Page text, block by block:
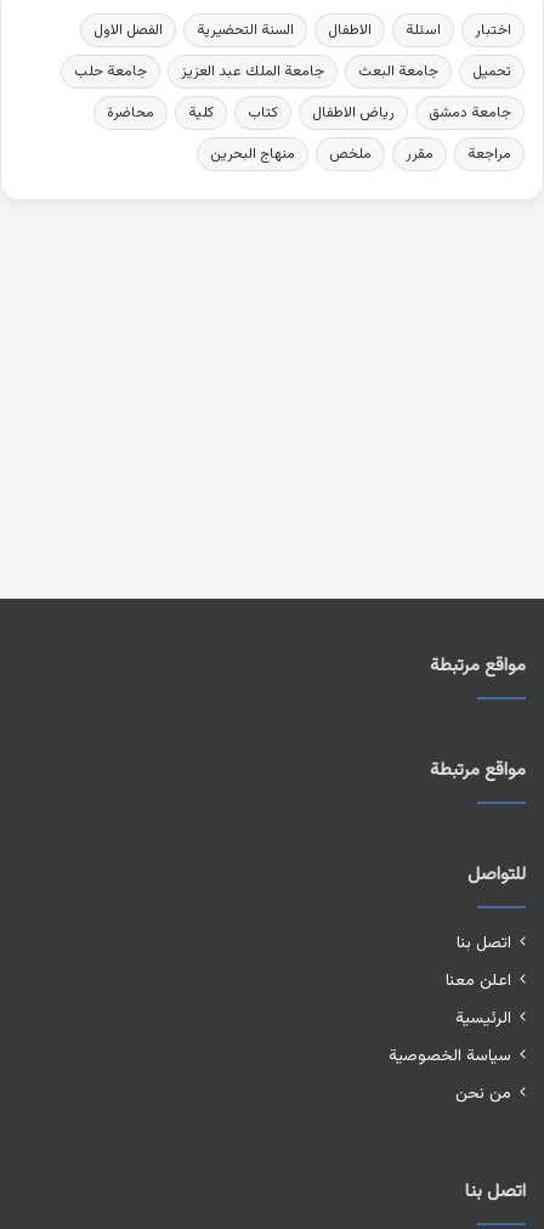
اختبار اسئلة الاطفال السنة التحضيرية
الفصل الاول
تحميل
جامعة البعث جامعة الملك عبد العزيز
جامعة حلب
جامعة دمشق
رياض الاطفال كتاب كلية
محاضرة
مراجعة
مقرر ملخص منهاج البحرين
مواقع مرتبطة
مواقع مرتبطة
للتواصل
اتصل بنا
اعلن معنا
الرئيسية
سياسة الخصوصية
من نحن
اتصل بنا